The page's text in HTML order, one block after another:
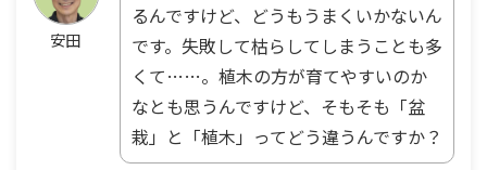
安田
るんですけど、どうもうまくいかないん
です。失敗して枯らしてしまうことも多
くて……。植木の方が育てやすいのか
なとも思うんですけど、そもそも「盆
栽」と「植木」ってどう違うんですか？